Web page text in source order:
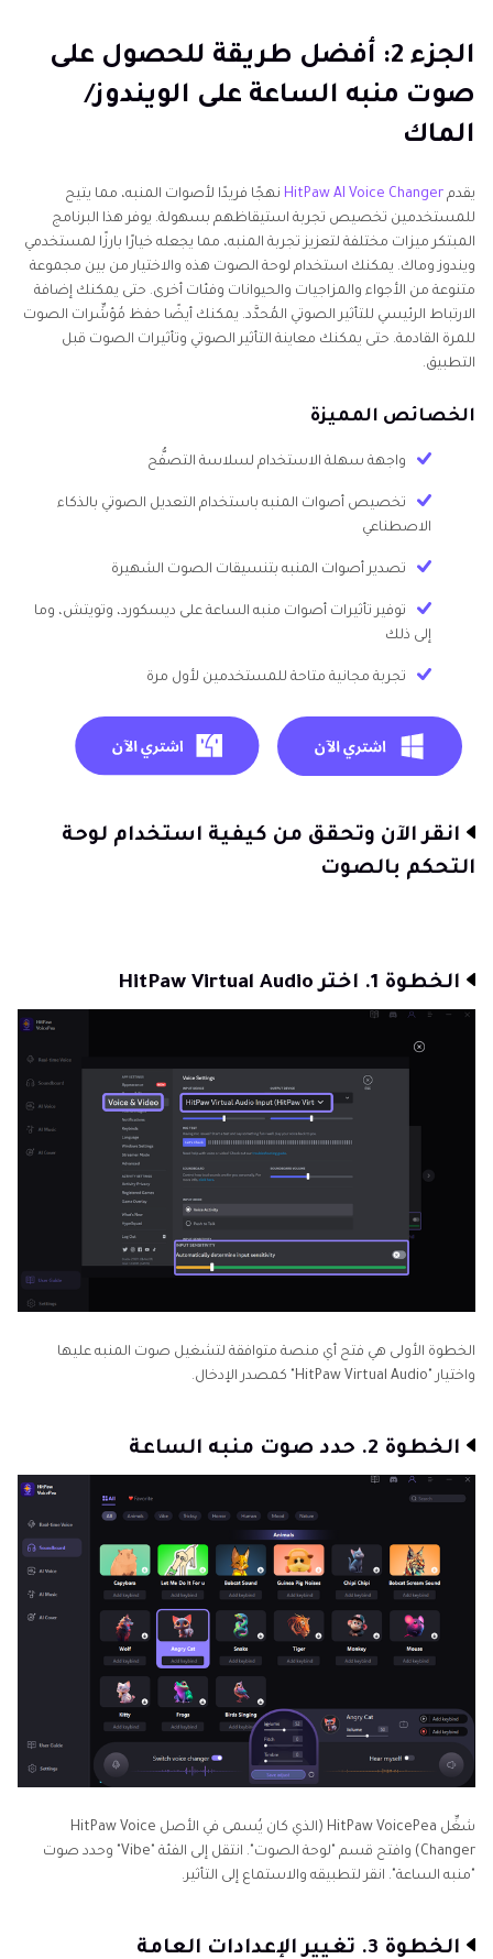
الجزء 2: أفضل طريقة للحصول على
صوت منبه الساعة على الويندوز/
الماك
يقدم HitPaw AI Voice Changer نهجًا فريدًا لأصوات المنبه، مما يتيح
للمستخدمين تخصيص تجربة استيقاظهم بسهولة. يوفر هذا البرنامج
المبتكر ميزات مختلفة لتعزيز تجربة المنبه، مما يجعله خيارًا بارزًا لمستخدمي
ويندوز وماك. يمكنك استخدام لوحة الصوت هذه والاختيار من بين مجموعة
متنوعة من الأجواء والمزاجيات والحيوانات وفئات أخرى. حتى يمكنك إضافة
الارتباط الرئيسي للتأثير الصوتي المُحدَّد. يمكنك أيضًا حفظ مُؤشِّرات الصوت
للمرة القادمة. حتى يمكنك معاينة التأثير الصوتي وتأثيرات الصوت قبل
التطبيق.
الخصائص المميزة
واجهة سهلة الاستخدام لسلاسة التصفُّح
تخصيص أصوات المنبه باستخدام التعديل الصوتي بالذكاء
الاصطناعي
تصدير أصوات المنبه بتنسيقات الصوت الشهيرة
توفير تأثيرات أصوات منبه الساعة على ديسكورد، وتويتش، وما
إلى ذلك
تجربة مجانية متاحة للمستخدمين لأول مرة
انقر الآن وتحقق من كيفية استخدام لوحة
التحكم بالصوت
الخطوة 1. اختر HitPaw Virtual Audio
الخطوة الأولى هي فتح أي منصة متوافقة لتشغيل صوت المنبه عليها
واختيار "HitPaw Virtual Audio" كمصدر الإدخال.
الخطوة 2. حدد صوت منبه الساعة
شغِّل HitPaw VoicePea (الذي كان يُسمى في الأصل HitPaw Voice
Changer) وافتح قسم "لوحة الصوت". انتقل إلى الفئة "Vibe" وحدد صوت
"منبه الساعة". انقر لتطبيقه والاستماع إلى التأثير.
الخطوة 3. تغيير الإعدادات العامة